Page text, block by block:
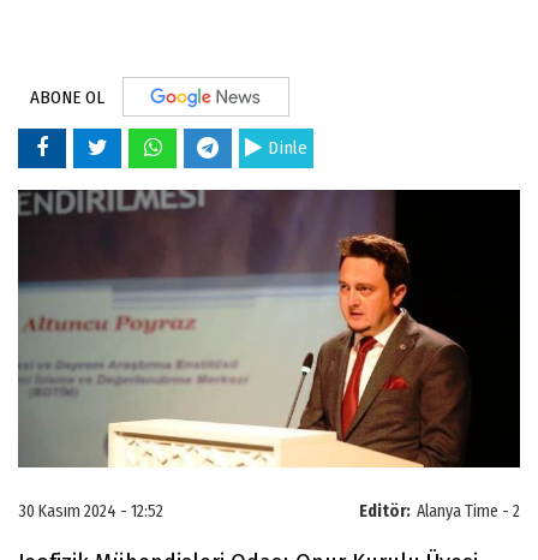
ABONE OL
Dinle
Editör: Alanya Time - 2
30 Kasım 2024 - 12:52